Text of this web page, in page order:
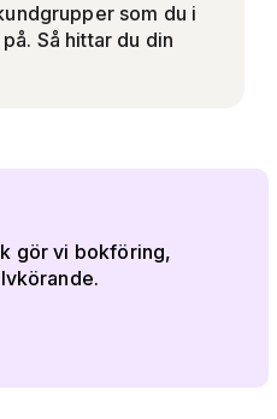
som du i
Så hittar du din
gör vi bokföring,